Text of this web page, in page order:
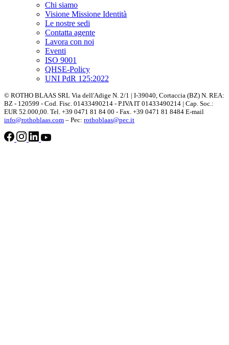
Chi siamo
Visione Missione Identità
Le nostre sedi
Contatta agente
Lavora con noi
Eventi
ISO 9001
QHSE-Policy
UNI PdR 125:2022
© ROTHO BLAAS SRL Via dell'Adige N. 2/1 | I-39040, Cortaccia (BZ) N. REA:
BZ - 120599 - Cod. Fisc. 01433490214 - P.IVA IT 01433490214 | Cap. Soc.:
EUR 52.000,00. Tel. +39 0471 81 84 00 - Fax. +39 0471 81 8484 E-mail
info@rothoblaas.com – Pec: rothoblaas@pec.it